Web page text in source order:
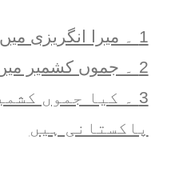
1 ۔ ميرا انگريزی ميں بلاگ
2 ۔ جموں کشمیر میں میرا بچپن
3 ۔ کیا جموں
پاکستانی ہیں